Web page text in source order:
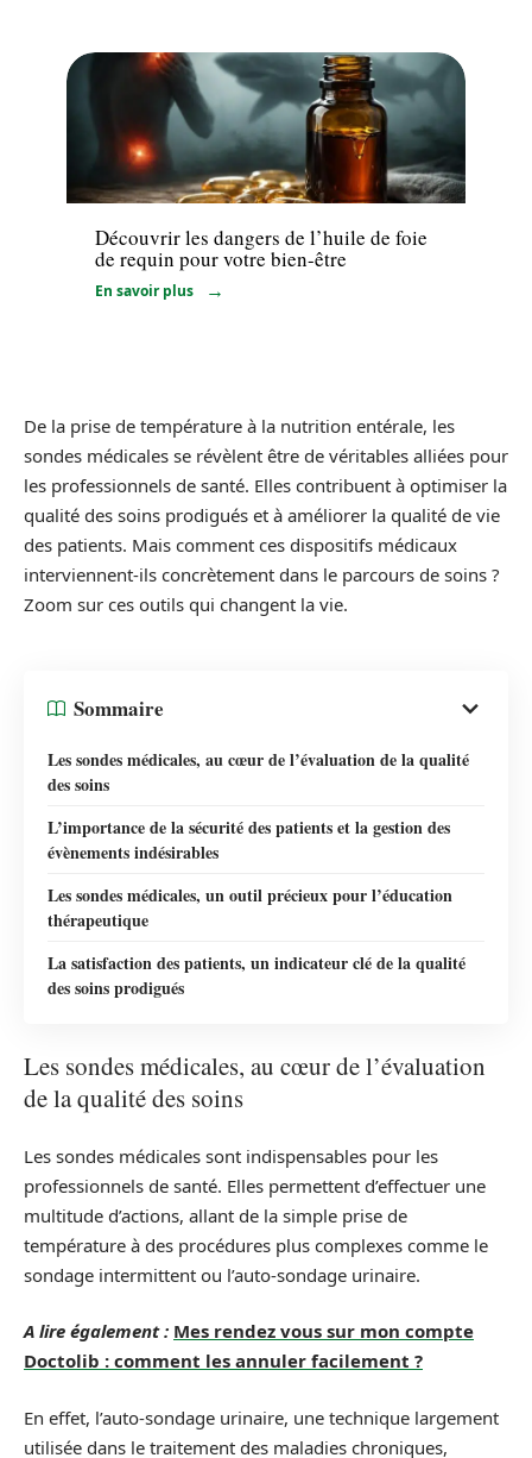
Minceur
Découvrir les dangers de l’huile de foie
de requin pour votre bien-être
En savoir plus
De la prise de température à la nutrition entérale, les
sondes médicales se révèlent être de véritables alliées pour
les professionnels de santé. Elles contribuent à optimiser la
qualité des soins prodigués et à améliorer la qualité de vie
des patients. Mais comment ces dispositifs médicaux
interviennent-ils concrètement dans le parcours de soins ?
Zoom sur ces outils qui changent la vie.
Sommaire
Les sondes médicales, au cœur de l’évaluation de la qualité
des soins
L’importance de la sécurité des patients et la gestion des
évènements indésirables
Les sondes médicales, un outil précieux pour l’éducation
thérapeutique
La satisfaction des patients, un indicateur clé de la qualité
des soins prodigués
Les sondes médicales, au cœur de l’évaluation
de la qualité des soins
Les sondes médicales sont indispensables pour les
professionnels de santé. Elles permettent d’effectuer une
multitude d’actions, allant de la simple prise de
température à des procédures plus complexes comme le
sondage intermittent ou l’auto-sondage urinaire.
A lire également : Mes rendez vous sur mon compte
Doctolib : comment les annuler facilement ?
En effet, l’auto-sondage urinaire, une technique largement
utilisée dans le traitement des maladies chroniques,